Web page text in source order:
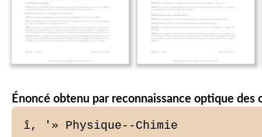
Énoncé obtenu par reconnaissance optique des
î, '» Physique--Chimie